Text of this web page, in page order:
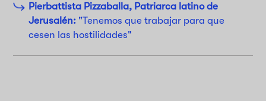
Pierbattista Pizzaballa, Patriarca latino de
Jerusalén:"Tenemos que trabajar para que
cesen las hostilidades"